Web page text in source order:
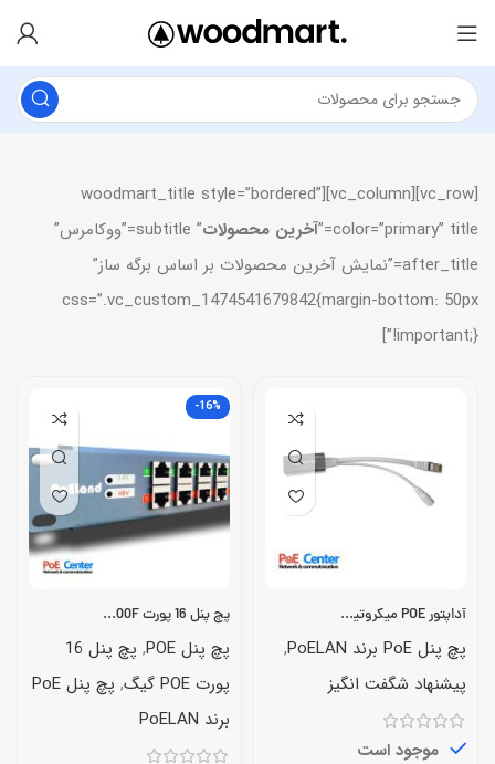
[vc_row][vc_column][woodmart_title style=”bordered”
color=”primary” title=” آخرین محصولات
” subtitle=”ووکامرس”
after_title=”نمایش آخرین محصولات بر اساس برگه ساز”
css=”.vc_custom_1474541679842{margin-bottom: 50px
!important;}”]
آداپتور POE میکروتیک RBGPOE
پچ پنل PoE برند PoELAN
,
پیشنهاد شگفت انگیز
موجود است
-16%
پچ پنل 16 پورت PoELAN-1600F
پچ پنل POE ,
پچ پنل 16
پورت POE گیگ
,
پچ پنل PoE
برند PoELAN